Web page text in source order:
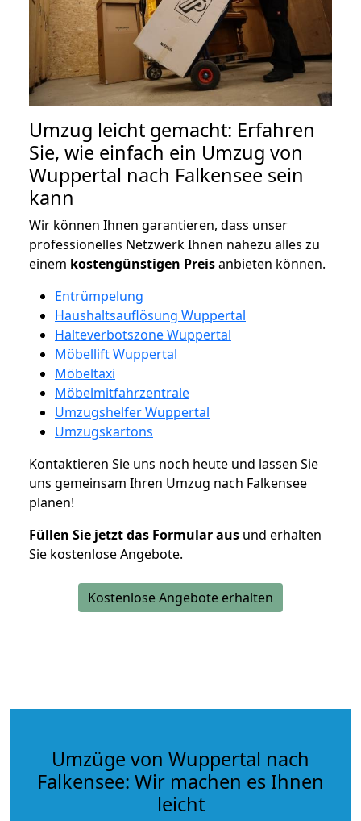
Umzug leicht gemacht: Erfahren
Sie, wie einfach ein Umzug von
Wuppertal nach Falkensee sein
kann
Wir können Ihnen garantieren, dass unser
professionelles Netzwerk Ihnen nahezu alles zu
einem kostengünstigen Preisanbieten können.
Entrümpelung
Haushaltsauflösung Wuppertal
Halteverbotszone Wuppertal
Möbellift Wuppertal
Möbeltaxi
Möbelmitfahrzentrale
Umzugshelfer Wuppertal
Umzugskartons
Kontaktieren Sie uns noch heute und lassen Sie
uns gemeinsam Ihren Umzug nach Falkensee
planen!
Füllen Sie jetzt das Formular aus und erhalten
Sie kostenlose Angebote.
Kostenlose Angebote erhalten
Umzüge von Wuppertal nach
Falkensee: Wir machen es Ihnen
leicht